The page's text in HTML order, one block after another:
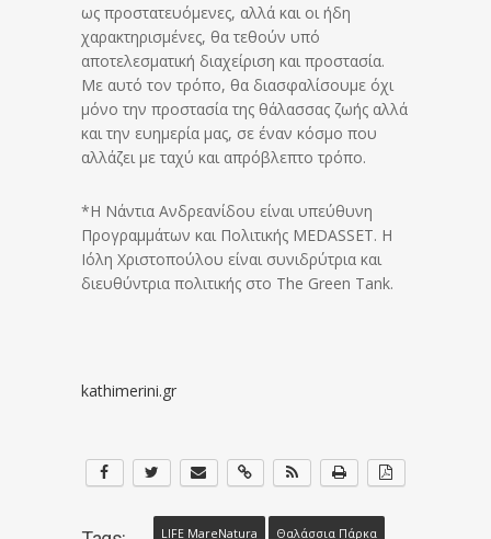
ως προστατευόμενες, αλλά και οι ήδη
χαρακτηρισμένες, θα τεθούν υπό
αποτελεσματική διαχείριση και προστασία.
Με αυτό τον τρόπο, θα διασφαλίσουμε όχι
μόνο την προστασία της θάλασσας ζωής αλλά
και την ευημερία μας, σε έναν κόσμο που
αλλάζει με ταχύ και απρόβλεπτο τρόπο.
*Η Νάντια Ανδρεανίδου είναι υπεύθυνη
Προγραμμάτων και Πολιτικής MEDASSET. Η
Ιόλη Χριστοπούλου είναι συνιδρύτρια και
διευθύντρια πολιτικής στο The Green Tank.
kathimerini.gr
LIFE MareNatura Θαλάσσια Πάρκα